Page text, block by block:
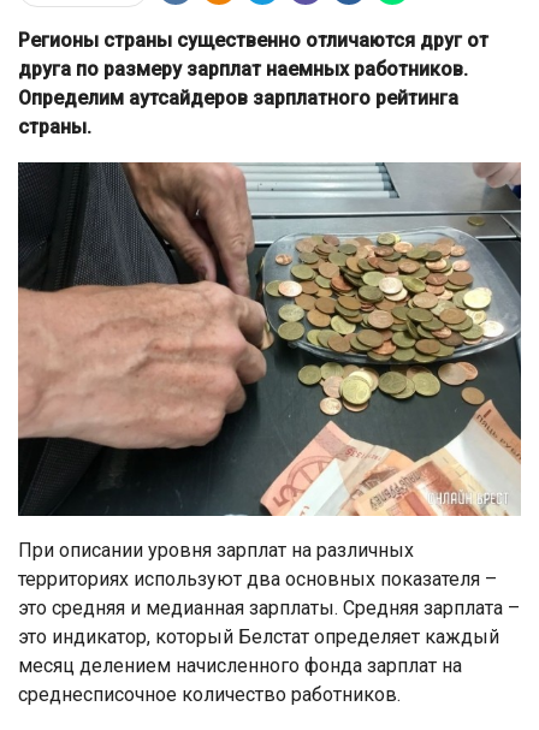
Регионы страны существенно отличаются друг от
друга по размеру зарплат наемных работников.
Определим аутсайдеров зарплатного рейтинга
страны.
При описании уровня зарплат на различных
территориях используют два основных показателя –
это средняя и медианная зарплаты. Средняя зарплата –
это индикатор, который Белстат определяет каждый
месяц делением начисленного фонда зарплат на
среднесписочное количество работников.